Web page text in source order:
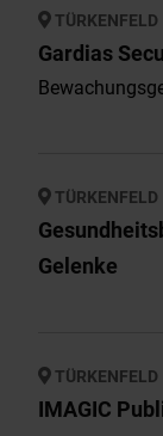
TÜRKENFELD
Gardias
TÜRKENFELD
Gelenke
TÜRKENFELD
IMAGIC